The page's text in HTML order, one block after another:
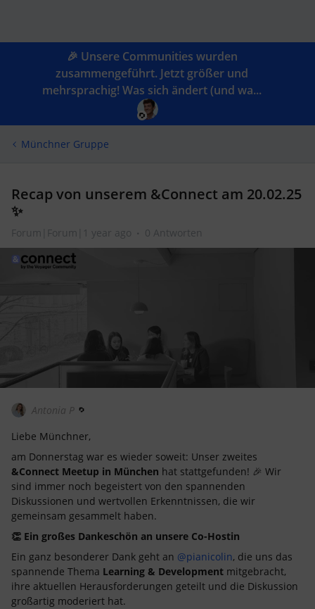
🎉 Unsere Communities wurden
zusammengeführt. Jetzt größer und
mehrsprachig! Was sich ändert (und wa...
Münchner Gruppe
Recap von unserem &Connect am 20.02.25
✨
Forum|Forum|1 year ago 0 Antworten
Antonia P
Liebe Münchner,
am Donnerstag war es wieder soweit: Unser zweites
&Connect Meetup in München hat stattgefunden! 🎉 Wir
sind immer noch begeistert von den spannenden
Diskussionen und wertvollen Erkenntnissen, die wir
gemeinsam gesammelt haben.
👏 Ein großes Dankeschön an unsere Co-Hostin
Ein ganz besonderer Dank geht an ​ @pianicolin, die uns das
spannende Thema Learning & Development mitgebracht,
ihre aktuellen Herausforderungen geteilt und die Diskussion
großartig moderiert hat.